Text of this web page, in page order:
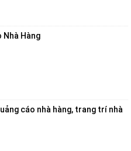
Nhà Hàng
cáo nhà hàng, trang trí nhà